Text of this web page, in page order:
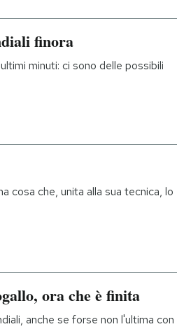
finora
minuti: ci sono delle possibili
cosa che, unita alla sua tecnica, lo
ora che è finita
anche se forse non l'ultima con